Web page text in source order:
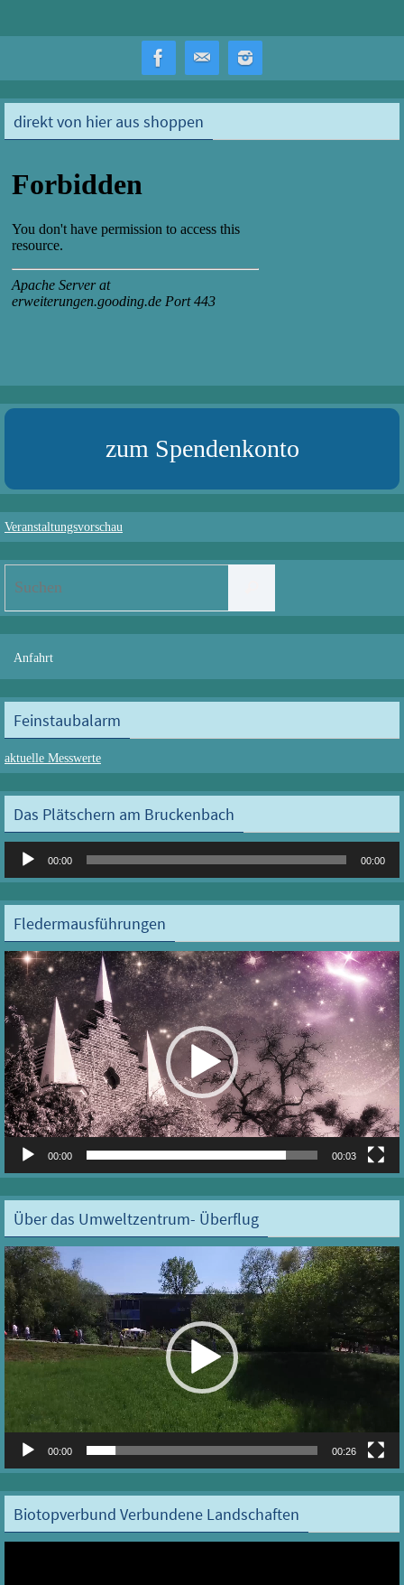
direkt von hier aus shoppen
zum Spendenkonto
Veranstaltungsvorschau
Anfahrt
Feinstaubalarm
aktuelle Messwerte
Das Plätschern am Bruckenbach
Audio-
00:00 00:00
Fledermausführungen
Video-
Player
00:00 00:03
Über das Umweltzentrum- Überflug
Video-
Player
00:00 00:26
Biotopverbund Verbundene Landschaften